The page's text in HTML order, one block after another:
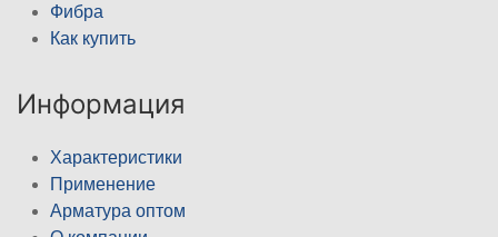
Фибра
Как купить
Информация
Характеристики
Применение
Арматура оптом